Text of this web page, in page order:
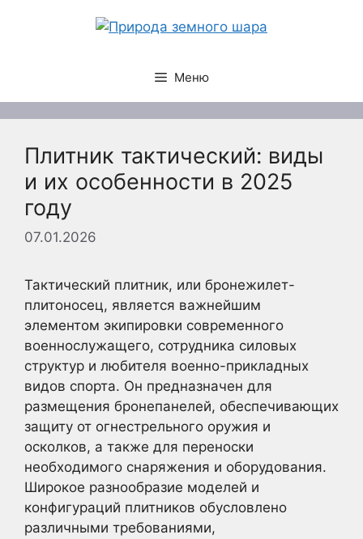
Меню
Плитник тактический: виды
и их особенности в 2025
году
07.01.2026
Тактический плитник, или бронежилет-
плитоносец, является важнейшим
элементом экипировки современного
военнослужащего, сотрудника силовых
структур и любителя военно-прикладных
видов спорта. Он предназначен для
размещения бронепанелей, обеспечивающих
защиту от огнестрельного оружия и
осколков, а также для переноски
необходимого снаряжения и оборудования.
Широкое разнообразие моделей и
конфигураций плитников обусловлено
различными требованиями,